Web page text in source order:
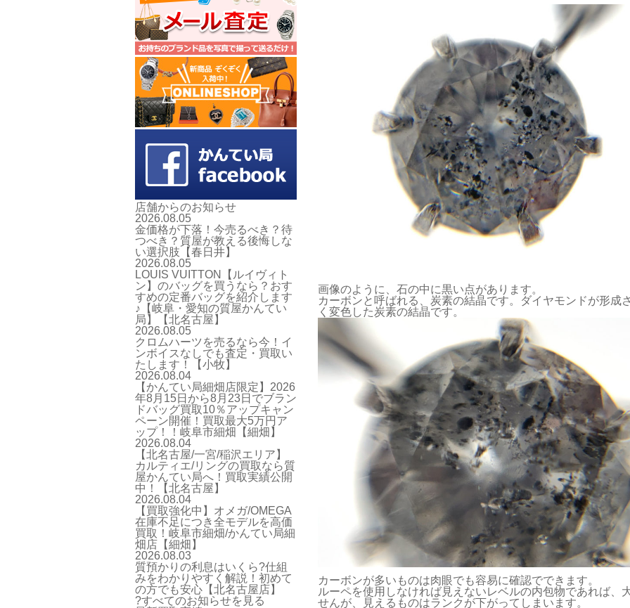
画像のように、石の中に黒い点があります。
カーボンと呼ばれる、炭素の結晶です。ダイヤモンドが形成
く変色した炭素の結晶です。
カーボンが多いものは肉眼でも容易に確認でできます。
ルーペを使用しなければ見えないレベルの内包物であれば、
せんが、見えるものはランクが下がってしまいます。
店舗からのお知らせ
2026.08.05
金価格が下落！今売るべき？待
つべき？質屋が教える後悔しな
い選択肢【春日井】
2026.08.05
LOUIS VUITTON【ルイヴィト
ン】のバッグを買うなら？おす
すめの定番バッグを紹介します
♪【岐阜・愛知の質屋かんてい
局】【北名古屋】
2026.08.05
クロムハーツを売るなら今！イ
ンボイスなしでも査定・買取い
たします！【小牧】
2026.08.04
【かんてい局細畑店限定】2026
年8月15日から8月23日でブラン
ドバッグ買取10％アップキャン
ペーン開催！買取最大5万円ア
ップ！！岐阜市細畑【細畑】
2026.08.04
【北名古屋/一宮/稲沢エリア】
カルティエ/リングの買取なら質
屋かんてい局へ！買取実績公開
中！【北名古屋】
2026.08.04
【買取強化中】オメガ/OMEGA
在庫不足につき全モデルを高価
買取！岐阜市細畑/かんてい局細
畑店【細畑】
2026.08.03
質預かりの利息はいくら?仕組
みをわかりやすく解説！初めて
の方でも安心【北名古屋店】
?すべてのお知らせを見る